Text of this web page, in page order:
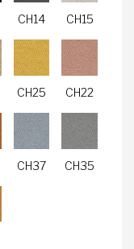
CH14 CH15
CH25 CH22
CH37 CH35